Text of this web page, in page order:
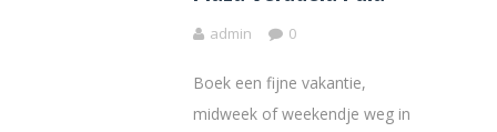
admin 0
Boek een fijne vakantie,
midweek of weekendje weg in